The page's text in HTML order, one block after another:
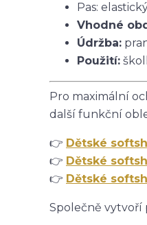
Pas:
Vhodné
Údržba:
Použití:
Pro maximální
další funkční
👉 Dětské
👉 Dětské
👉 Dětské
Společně vytvoří